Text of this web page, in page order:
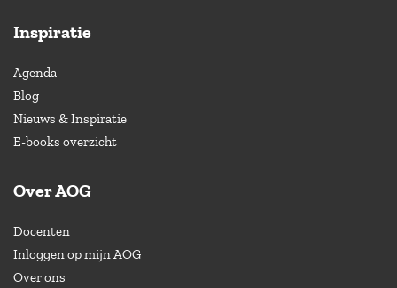
Inspiratie
Agenda
Blog
Nieuws & Inspiratie
E-books overzicht
Over AOG
Docenten
Inloggen op mijn AOG
Over ons